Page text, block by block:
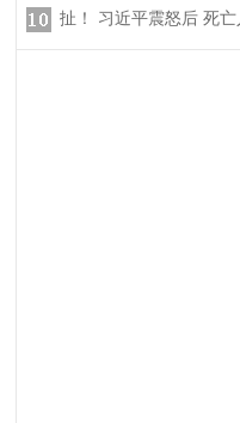
扯！ 习近平震怒后 死